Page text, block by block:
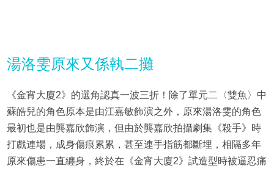
湯洛雯原來又係執二攤
《金宵大廈2》的選角認真一波三折！除了單元二〈雙魚〉中
蘇皓兒的角色原本是由江嘉敏飾演之外，原來湯洛雯的角色
最初也是由龔嘉欣飾演，但由於龔嘉欣拍攝劇集《殺手》時
打戲連場，成身傷痕累累，甚至連手指筋都斷埋，相隔多年
原來傷患一直纏身，終於在《金宵大廈2》試造型時被逼忍痛